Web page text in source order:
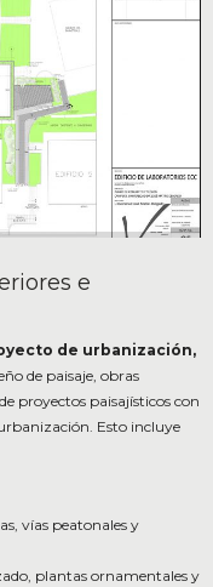
e
de urbanización,
de paisaje, obras
proyectos paisajísticos con
Esto incluye
vías peatonales y
plantas ornamentales y